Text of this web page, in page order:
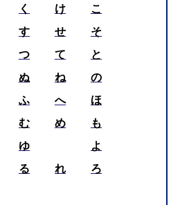
く け
こ
す せ
そ
つ て
と
ぬ ね
の
ふ へ
ほ
む め
も
ゆ
よ
る れ
ろ